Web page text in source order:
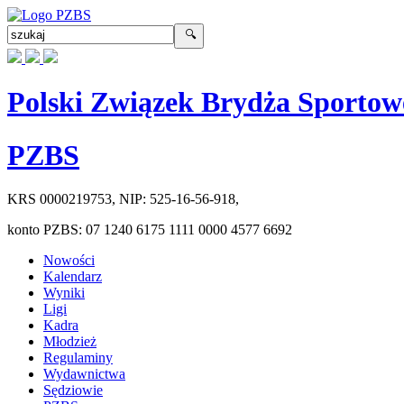
Polski Związek Brydża
PZBS
KRS 0000219753, NIP: 525-16-56-918,
konto PZBS: 07 1240 6175 1111 0000 4577 6692
Nowości
Kalendarz
Wyniki
Ligi
Kadra
Młodzież
Regulaminy
Wydawnictwa
Sędziowie